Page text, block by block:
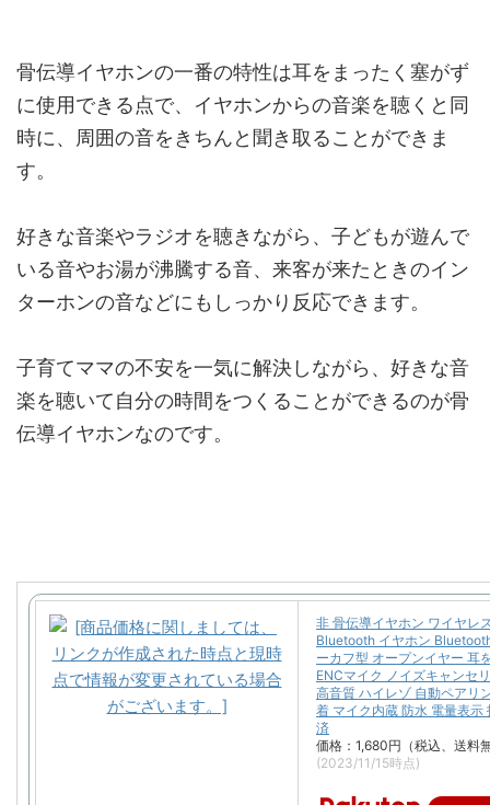
骨伝導イヤホンの一番の特性は耳をまったく塞がず
に使用できる点で、イヤホンからの音楽を聴くと同
時に、周囲の音をきちんと聞き取ることができま
す。
好きな音楽やラジオを聴きながら、子どもが遊んで
いる音やお湯が沸騰する音、来客が来たときのイン
ターホンの音などにもしっかり反応できます。
子育てママの不安を一気に解決しながら、好きな音
楽を聴いて自分の時間をつくることができるのが骨
伝導イヤホンなのです。
非 骨伝導イヤホン ワイヤレ
Bluetooth イヤホン
ーカフ型 オープンイヤー 耳
ENCマイク ノイズキャンセ
高音質 ハイレゾ 自動ペアリ
着 マイク内蔵 防水 電量表示
済
価格：1,680円（税込、送料
(2023/11/15時点)